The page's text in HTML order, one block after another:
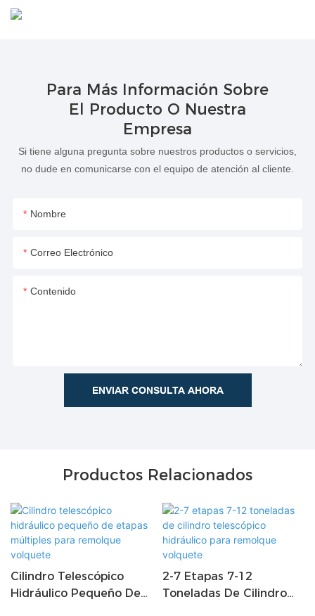
Para Más Información Sobre
El Producto O Nuestra
Empresa
Si tiene alguna pregunta sobre nuestros productos o servicios,
no dude en comunicarse con el equipo de atención al cliente.
Nombre
Correo Electrónico
Contenido
ENVIAR CONSULTA AHORA
Productos Relacionados
Cilindro Telescópico
Hidráulico Pequeño De
2-7 Etapas 7-12
Toneladas De Cilindro